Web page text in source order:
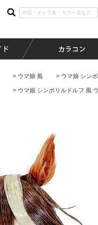
ウマ娘 風 ウマ娘 シン
ウマ娘 シンボリルドルフ 風